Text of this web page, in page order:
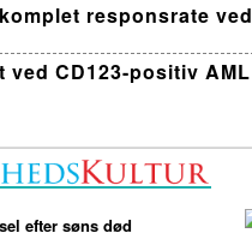
responsrate ved
CD123-positiv AML
efter søns død